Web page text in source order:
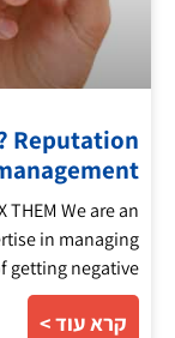
Reputation
THEM We are an
in managing
getting negative
קרא עוד >